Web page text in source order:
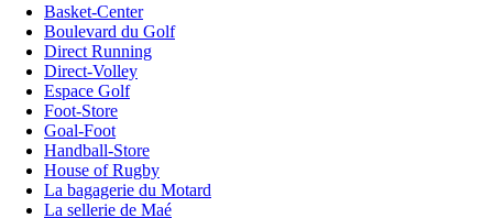
Basket-Center
Boulevard du Golf
Direct Running
Direct-Volley
Espace Golf
Foot-Store
Goal-Foot
Handball-Store
House of Rugby
La bagagerie du Motard
La sellerie de Maé